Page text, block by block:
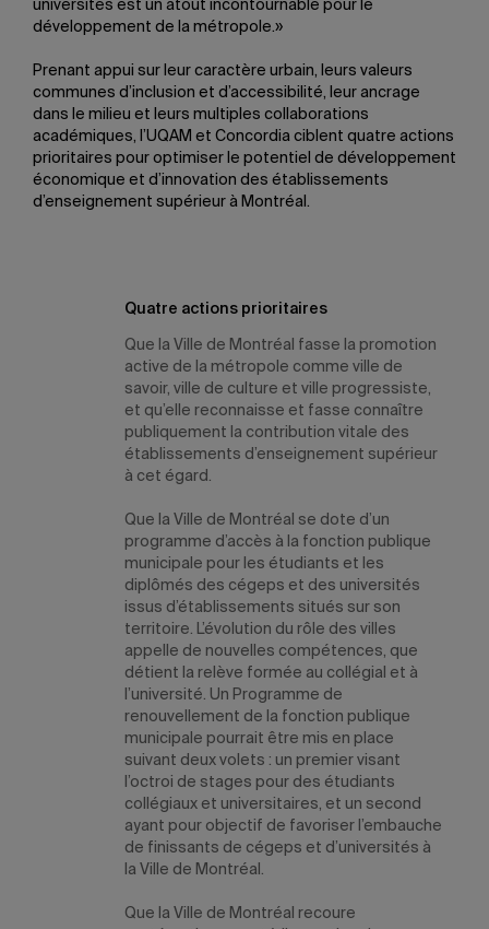
universités est un atout incontournable pour le
développement de la métropole.»
Prenant appui sur leur caractère urbain, leurs valeurs
communes d’inclusion et d’accessibilité, leur ancrage
dans le milieu et leurs multiples collaborations
académiques, l’UQAM et Concordia ciblent quatre actions
prioritaires pour optimiser le potentiel de développement
économique et d’innovation des établissements
d’enseignement supérieur à Montréal.
Quatre actions prioritaires
Que la Ville de Montréal fasse la promotion
active de la métropole comme ville de
savoir, ville de culture et ville progressiste,
et qu’elle reconnaisse et fasse connaître
publiquement la contribution vitale des
établissements d’enseignement supérieur
à cet égard.
Que la Ville de Montréal se dote d’un
programme d’accès à la fonction publique
municipale pour les étudiants et les
diplômés des cégeps et des universités
issus d’établissements situés sur son
territoire. L’évolution du rôle des villes
appelle de nouvelles compétences, que
détient la relève formée au collégial et à
l’université. Un Programme de
renouvellement de la fonction publique
municipale pourrait être mis en place
suivant deux volets : un premier visant
l’octroi de stages pour des étudiants
collégiaux et universitaires, et un second
ayant pour objectif de favoriser l’embauche
de finissants de cégeps et d’universités à
la Ville de Montréal.
Que la Ville de Montréal recoure